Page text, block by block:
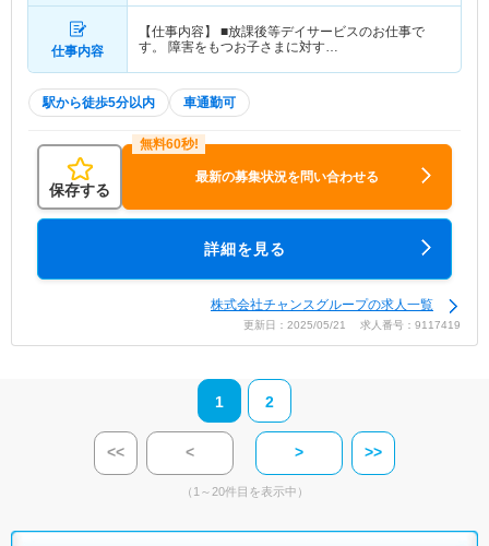
仕事内容
【仕事内容】 ■放課後等デイサービスのお仕事で
す。 障害をもつお子さまに対す…
駅から徒歩5分以内 車通勤可
保存する
最新の募集状況を問い合わせる
詳細を見る
株式会社チャンスグループの求人一覧
更新日：2025/05/21 求人番号：9117419
1 2
<< < > >>
（1～20件目を表示中）